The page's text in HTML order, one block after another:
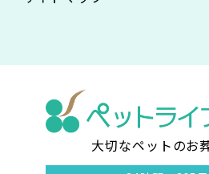
大切なペットのお